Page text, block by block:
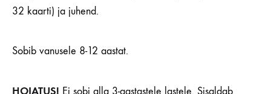
32 kaarti) ja juhend.
Sobib vanusele 8-12 aastat.
HOIATUS! Ei sobi alla 3-aastastele lastele. Sisaldab